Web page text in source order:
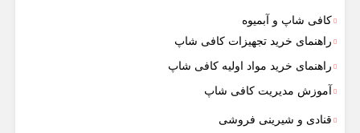
کافی شاپ و آبمیوه
راهنمای خرید تجهیزات کافی شاپ
راهنمای خرید مواد اولیه کافی‌ شاپ‌
آموزش مدیریت کافی شاپ
قنادی و شیرینی فروشی